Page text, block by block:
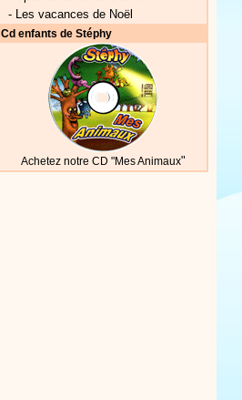
- Les vacances de Noël
Cd enfants de Stéphy
Achetez notre CD "Mes Animaux"